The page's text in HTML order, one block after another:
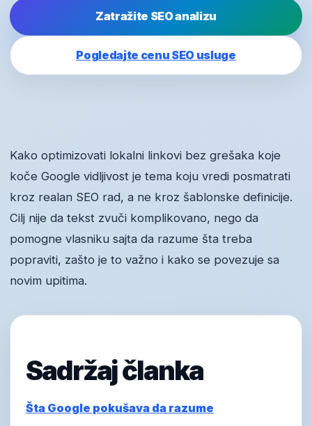
Zatražite SEO analizu
Pogledajte cenu SEO usluge
Kako optimizovati lokalni linkovi bez grešaka koje
koče Google vidljivost je tema koju vredi posmatrati
kroz realan SEO rad, a ne kroz šablonske definicije.
Cilj nije da tekst zvuči komplikovano, nego da
pomogne vlasniku sajta da razume šta treba
popraviti, zašto je to važno i kako se povezuje sa
novim upitima.
Sadržaj članka
Šta Google pokušava da razume